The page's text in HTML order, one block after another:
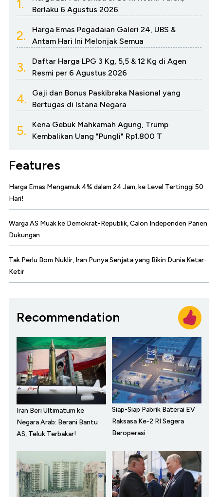
1.
Berlaku 6 Agustus 2026
2.
Harga Emas Pegadaian Galeri 24, UBS &
Antam Hari Ini Melonjak Semua
3.
Daftar Harga LPG 3 Kg, 5,5 & 12 Kg di Agen
Resmi per 6 Agustus 2026
4.
Gaji dan Bonus Paskibraka Nasional yang
Bertugas di Istana Negara
5.
Kena Gebuk Mahkamah Agung, Trump
Kembalikan Uang "Pungli" Rp1.800 T
Features
Harga Emas Mengamuk 4% dalam 24 Jam, ke Level Tertinggi 50
Hari!
Warga AS Muak ke Demokrat-Republik, Calon Independen Panen
Dukungan
Tak Perlu Bom Nuklir, Iran Punya Senjata yang Bikin Dunia Ketar-
Ketir
Recommendation
Iran Beri Ultimatum ke
Negara Arab: Berani Bantu
AS, Teluk Terbakar!
Siap-Siap Pabrik Baterai EV
Raksasa Ke-2 RI Segera
Beroperasi